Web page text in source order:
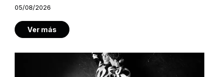
05/08/2026
Ver más